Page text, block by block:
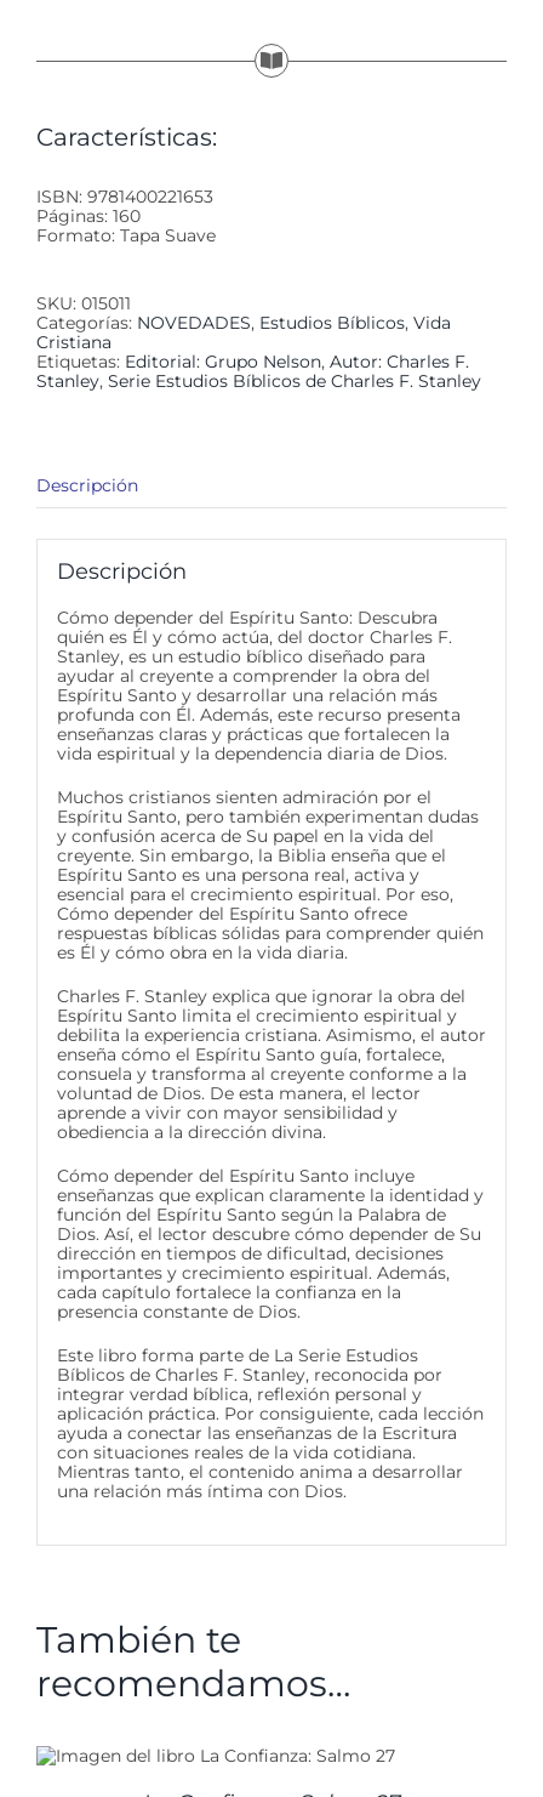
Características:
ISBN: 9781400221653
Páginas: 160
Formato: Tapa Suave
SKU: 015011
Categorías: NOVEDADES, Estudios Bíblicos, Vida
Cristiana
Etiquetas: Editorial: Grupo Nelson, Autor: Charles F.
Stanley, Serie Estudios Bíblicos de Charles F. Stanley
Descripción
Descripción
Cómo depender del Espíritu Santo: Descubra
quién es Él y cómo actúa, del doctor Charles F.
Stanley, es un estudio bíblico diseñado para
ayudar al creyente a comprender la obra del
Espíritu Santo y desarrollar una relación más
profunda con Él. Además, este recurso presenta
enseñanzas claras y prácticas que fortalecen la
vida espiritual y la dependencia diaria de Dios.
Muchos cristianos sienten admiración por el
Espíritu Santo, pero también experimentan dudas
y confusión acerca de Su papel en la vida del
creyente. Sin embargo, la Biblia enseña que el
Espíritu Santo es una persona real, activa y
esencial para el crecimiento espiritual. Por eso,
Cómo depender del Espíritu Santo ofrece
respuestas bíblicas sólidas para comprender quién
es Él y cómo obra en la vida diaria.
Charles F. Stanley explica que ignorar la obra del
Espíritu Santo limita el crecimiento espiritual y
debilita la experiencia cristiana. Asimismo, el autor
enseña cómo el Espíritu Santo guía, fortalece,
consuela y transforma al creyente conforme a la
voluntad de Dios. De esta manera, el lector
aprende a vivir con mayor sensibilidad y
obediencia a la dirección divina.
Cómo depender del Espíritu Santo incluye
enseñanzas que explican claramente la identidad y
función del Espíritu Santo según la Palabra de
Dios. Así, el lector descubre cómo depender de Su
dirección en tiempos de dificultad, decisiones
importantes y crecimiento espiritual. Además,
cada capítulo fortalece la confianza en la
presencia constante de Dios.
Este libro forma parte de La Serie Estudios
Bíblicos de Charles F. Stanley, reconocida por
integrar verdad bíblica, reflexión personal y
aplicación práctica. Por consiguiente, cada lección
ayuda a conectar las enseñanzas de la Escritura
con situaciones reales de la vida cotidiana.
Mientras tanto, el contenido anima a desarrollar
una relación más íntima con Dios.
También te
recomendamos…